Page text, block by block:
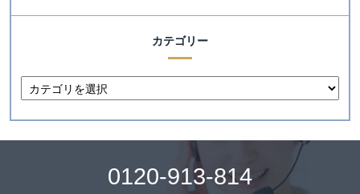
カテゴリー
0120-913-814